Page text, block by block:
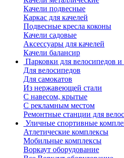
Качели подвесные
Каркас для качелей
Подвесные кресла коконы
Качели садовые
Аксессуары для качелей
Качели балансир
Парковки для велосипедов и
Для велосипедов
Для самокатов
Из нержавеющей стали
С навесом, крытые
С рекламным местом
Ремонтные станции для
Уличные спортивные
Атлетические комплексы
Мобильные комплексы
Воркаут оборудование